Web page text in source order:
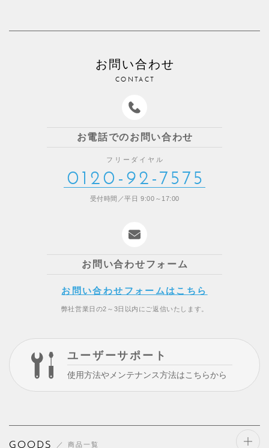
お問い合わせ
CONTACT
お電話でのお問い合わせ
フリーダイヤル
0120-92-7575
受付時間／平日 9:00～17:00
お問い合わせフォーム
お問い合わせフォームはこちら
弊社営業日の2～3日以内にご返信いたします。
ユーザーサポート
使用方法やメンテナンス方法はこちらから
GOODS 商品一覧